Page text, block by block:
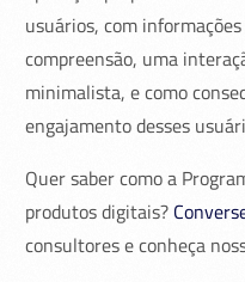
usuários, com
compreensão, uma
minimalista, e como
engajamento desses
Quer saber como a
produtos digitais?
consultores e conheça